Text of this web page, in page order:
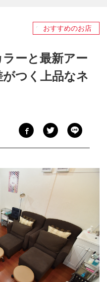
おすすめのお店
ーと最新アー
がつく上品なネ